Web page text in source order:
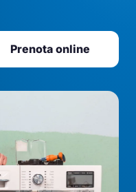
Prenota online